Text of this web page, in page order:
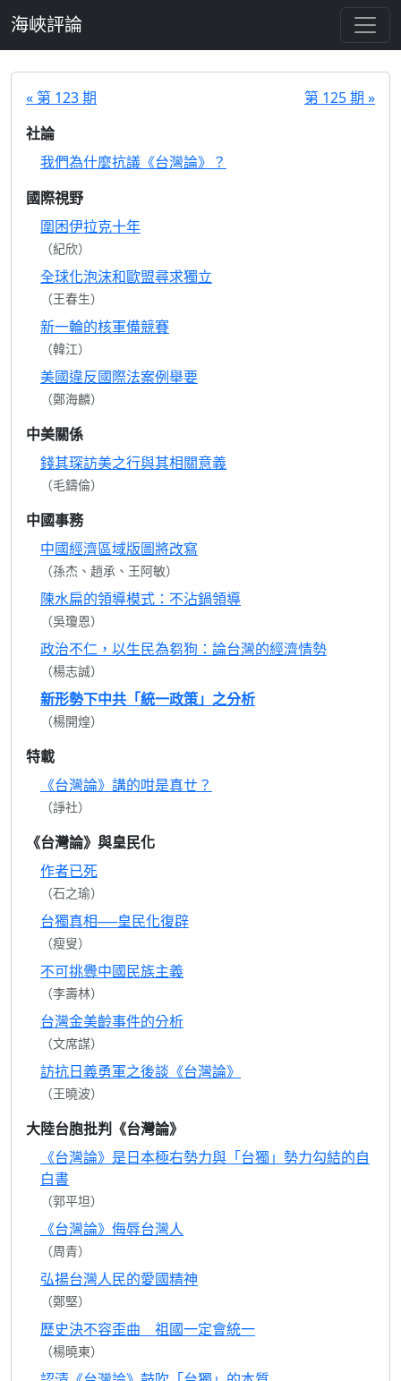
海峽評論
« 第 123 期
第 125 期 »
社論
我們為什麼抗議《台灣論》？
國際視野
圍困伊拉克十年
（紀欣）
全球化泡沫和歐盟尋求獨立
（王春生）
新一輪的核軍備競賽
（韓江）
美國違反國際法案例舉要
（鄭海麟）
中美關係
錢其琛訪美之行與其相關意義
（毛鑄倫）
中國事務
中國經濟區域版圖將改寫
（孫杰、趙承、王阿敏）
陳水扁的領導模式：不沾鍋領導
（吳瓊恩）
政治不仁，以生民為芻狗：論台灣的經濟情勢
（楊志誠）
新形勢下中共「統一政策」之分析
（楊開煌）
特載
《台灣論》講的咁是真ㄝ？
（諍社）
《台灣論》與皇民化
作者已死
（石之瑜）
台獨真相──皇民化復辟
（瘦叟）
不可挑釁中國民族主義
（李壽林）
台灣金美齡事件的分析
（文席謀）
訪抗日義勇軍之後談《台灣論》
（王曉波）
大陸台胞批判《台灣論》
《台灣論》是日本極右勢力與「台獨」勢力勾結的自
白書
（郭平坦）
《台灣論》侮辱台灣人
（周青）
弘揚台灣人民的愛國精神
（鄭堅）
歷史決不容歪曲 祖國一定會統一
（楊曉東）